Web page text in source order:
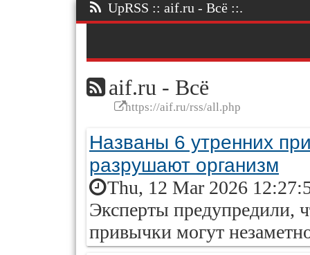
UpRSS :: aif.ru - Всё ::.
aif.ru - Всё
https://aif.ru/rss/all.php
Названы 6 утренних
разрушают организм
Thu, 12 Mar 2026
Эксперты предупредили,
привычки могут